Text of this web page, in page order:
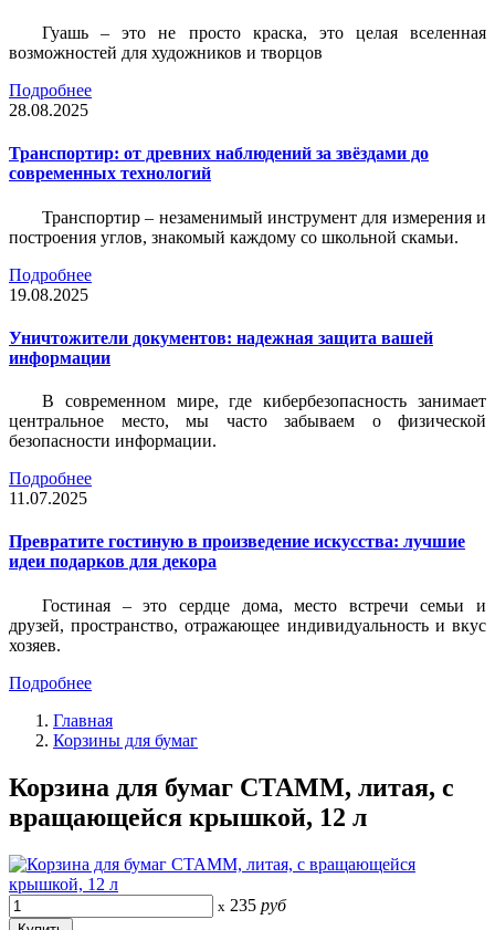
Гуашь – это не просто краска, это целая вселенная
возможностей для художников и творцов
Подробнее
28.08.2025
Транспортир: от древних наблюдений за звёздами до
современных технологий
Транспортир – незаменимый инструмент для измерения и
построения углов, знакомый каждому со школьной скамьи.
Подробнее
19.08.2025
Уничтожители документов: надежная защита вашей
информации
В современном мире, где кибербезопасность занимает
центральное место, мы часто забываем о физической
безопасности информации.
Подробнее
11.07.2025
Превратите гостиную в произведение искусства: лучшие
идеи подарков для декора
Гостиная – это сердце дома, место встречи семьи и
друзей, пространство, отражающее индивидуальность и вкус
хозяев.
Подробнее
Главная
Корзины для бумаг
Корзина для бумаг СТАММ, литая, с
вращающейся крышкой, 12 л
x 235 руб